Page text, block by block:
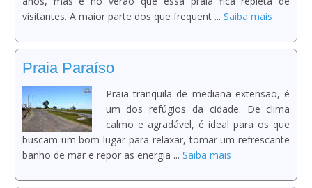
visitantes. A maior parte dos que frequent ... Saiba mais
Praia Paraíso
Praia tranquila de mediana extensão, é
um dos refúgios da cidade. De clima
calmo e agradável, é ideal para os que
buscam um bom lugar para relaxar, tomar um refrescante
banho de mar e repor as energia ... Saiba mais